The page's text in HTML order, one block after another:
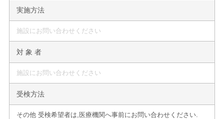
実施方法
施設にお問い合わせください
対 象 者
施設にお問い合わせください
受検方法
その他 受検希望者は,医療機関へ事前にお問い合わせください.